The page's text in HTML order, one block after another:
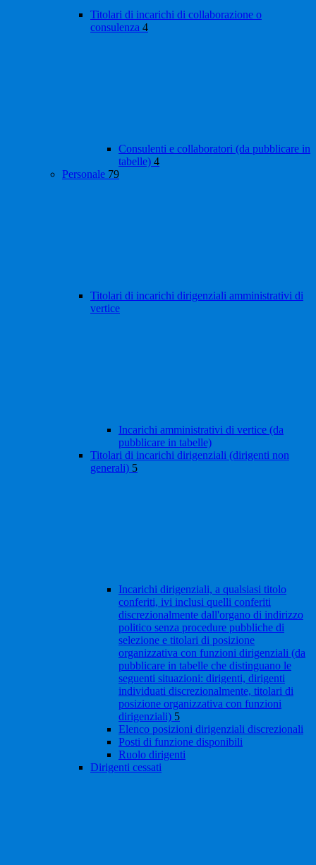
Titolari di incarichi di collaborazione o
consulenza 4
Consulenti e collaboratori (da pubblicare in
tabelle) 4
Personale 79
Titolari di incarichi dirigenziali amministrativi di
vertice
Incarichi amministrativi di vertice (da
pubblicare in tabelle)
Titolari di incarichi dirigenziali (dirigenti non
generali) 5
Incarichi dirigenziali, a qualsiasi titolo
conferiti, ivi inclusi quelli conferiti
discrezionalmente dall'organo di indirizzo
politico senza procedure pubbliche di
selezione e titolari di posizione
organizzativa con funzioni dirigenziali (da
pubblicare in tabelle che distinguano le
seguenti situazioni: dirigenti, dirigenti
individuati discrezionalmente, titolari di
posizione organizzativa con funzioni
dirigenziali) 5
Elenco posizioni dirigenziali discrezionali
Posti di funzione disponibili
Ruolo dirigenti
Dirigenti cessati